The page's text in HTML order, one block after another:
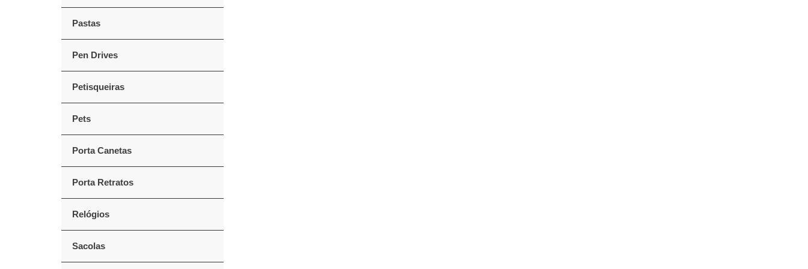
Pastas
Pen Drives
Petisqueiras
Pets
Porta Canetas
Porta Retratos
Relógios
Sacolas